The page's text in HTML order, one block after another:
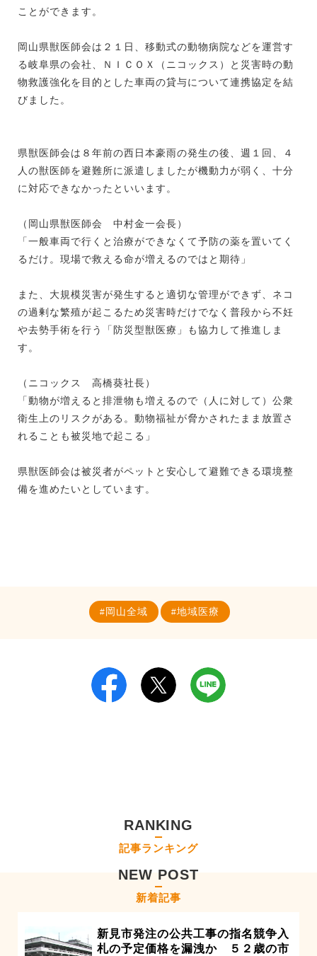
ことができます。
岡山県獣医師会は２１日、移動式の動物病院などを運営す
る岐阜県の会社、ＮＩＣＯＸ（ニコックス）と災害時の動
物救護強化を目的とした車両の貸与について連携協定を結
びました。
県獣医師会は８年前の西日本豪雨の発生の後、週１回、４
人の獣医師を避難所に派遣しましたが機動力が弱く、十分
に対応できなかったといいます。
（岡山県獣医師会 中村金一会長）
「一般車両で行くと治療ができなくて予防の薬を置いてく
るだけ。現場で救える命が増えるのではと期待」
また、大規模災害が発生すると適切な管理ができず、ネコ
の過剰な繁殖が起こるため災害時だけでなく普段から不妊
や去勢手術を行う「防災型獣医療」も協力して推進しま
す。
（ニコックス 高橋葵社長）
「動物が増えると排泄物も増えるので（人に対して）公衆
衛生上のリスクがある。動物福祉が脅かされたまま放置さ
れることも被災地で起こる」
県獣医師会は被災者がペットと安心して避難できる環境整
備を進めたいとしています。
岡山全域 地域医療
RANKING
記事ランキング
NEW POST
新着記事
新見市発注の公共工事の指名競争入
札の予定価格を漏洩か ５２歳の市